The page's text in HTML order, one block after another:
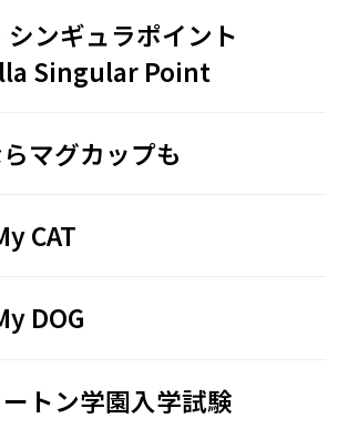
シンギュラポイント
Singular Point
マグカップも
CAT
DOG
トン学園入学試験